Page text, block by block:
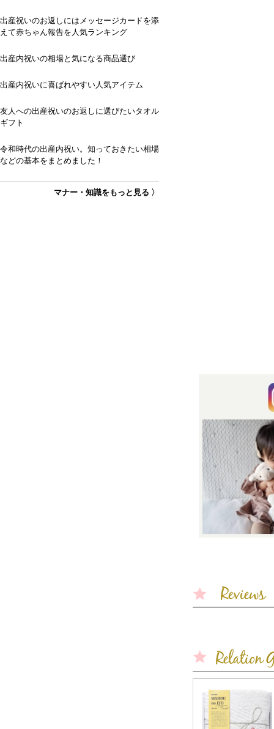
出産祝いのお返しにはメッセージカードを添
えて赤ちゃん報告を人気ランキング
出産内祝いの相場と気になる商品選び
出産内祝いに喜ばれやすい人気アイテム
友人への出産祝いのお返しに選びたいタオル
ギフト
令和時代の出産内祝い。知っておきたい相場
などの基本をまとめました！
マナー・知識をもっと見る 〉